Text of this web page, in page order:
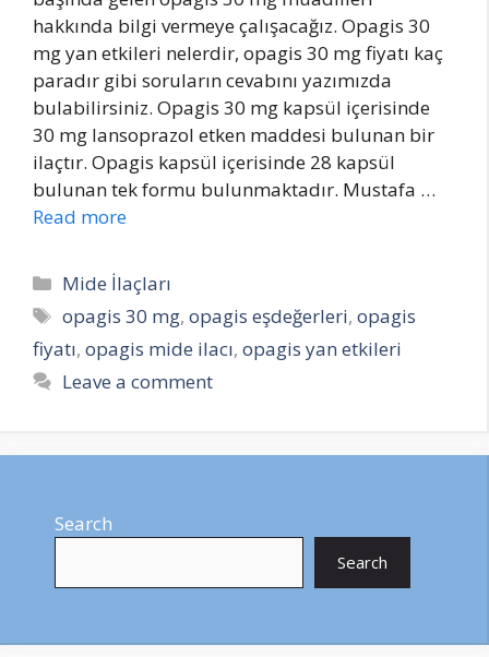
hakkında bilgi vermeye çalışacağız. Opagis 30
mg yan etkileri nelerdir, opagis 30 mg fiyatı kaç
paradır gibi soruların cevabını yazımızda
bulabilirsiniz. Opagis 30 mg kapsül içerisinde
30 mg lansoprazol etken maddesi bulunan bir
ilaçtır. Opagis kapsül içerisinde 28 kapsül
bulunan tek formu bulunmaktadır. Mustafa …
Read more
Categories
Mide İlaçları
Tags
opagis 30 mg,opagis eşdeğerleri,opagis
fiyatı, opagis mide ilacı, opagis yan etkileri
Leave a comment
Search
Search